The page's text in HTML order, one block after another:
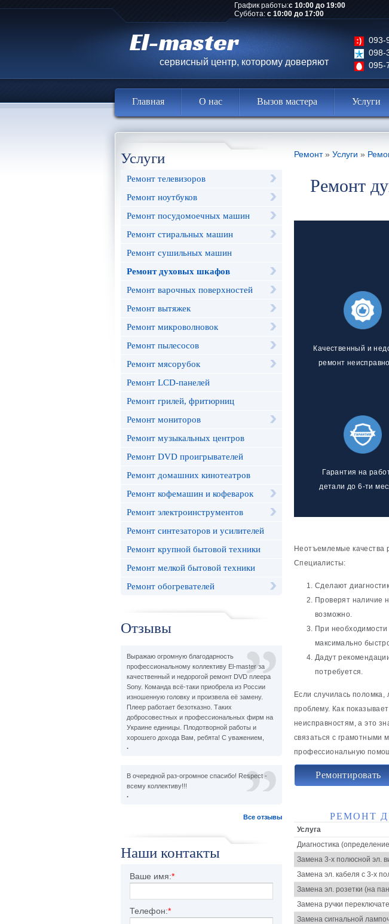
El-master
сервисный центр, которому доверяют
График работы:с 10:00 до 19:00
Суббота: с 10:00 до 17:00
093-
098-
095-
Главная О нас Вызов мастера Услуги
Услуги
Ремонт телевизоров
Ремонт ноутбуков
Ремонт посудомоечных машин
Ремонт стиральных машин
Ремонт сушильных машин
Ремонт духовых шкафов
Ремонт варочных поверхностей
Ремонт вытяжек
Ремонт микроволновок
Ремонт пылесосов
Ремонт мясорубок
Ремонт LCD-панелей
Ремонт грилей, фритюрниц
Ремонт мониторов
Ремонт музыкальных центров
Ремонт DVD проигрывателей
Ремонт домашних кинотеатров
Ремонт кофемашин и кофеварок
Ремонт электроинструментов
Ремонт синтезаторов и усилителей
Ремонт крупной бытовой техники
Ремонт мелкой бытовой техники
Ремонт обогревателей
Отзывы
Выражаю огромную благодарность
профессиональному коллективу El-master за
качественный и недорогой ремонт DVD плеера
Sony. Команда всё-таки приобрела из России
изношенную головку и произвела её замену.
Плеер работает безотказно. Таких
добросовестных и профессиональных фирм на
Украине единицы. Плодотворной работы и
хорошего дохода Вам, ребята! С уважением,
.
В очередной раз-огромное спасибо! Respect -
всему коллективу!!!
.
Все отзывы
Наши контакты
Ваше имя:*
Телефон:*
Ремонт» Услуги »
Ремонт
Качественный и
ремонт
Гарантия на
детали до 6-ти
Неотъемлемые качества
Специалисты:
Сделают
Проверят наличие
возможно.
При необходимости
максимально
Дадут
потребуется.
Если случилась
проблему. Как
неисправностям, а это
связаться с грамотными
профессиональную
Ремонтировать
РЕМОНТ
Услуга
Диагностика
Замена 3-х полюсной эл.
Замена эл. кабеля с 3-х
Замена эл. розетки (на
Замена ручки
Замена сигнальной